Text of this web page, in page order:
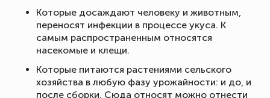
Которые досаждают человеку и животным,
переносят инфекции в процессе укуса. К
самым распространенным относятся
насекомые и клещи.
Которые питаются растениями сельского
хозяйства в любую фазу урожайности: и до, и
после сборки. Сюда относят можно отнести